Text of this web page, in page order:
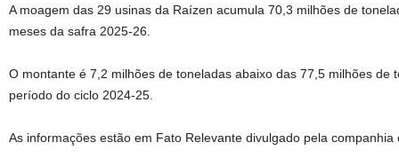
A moagem das 29 usinas da Raízen acumula 70,3 milhões de
meses da safra 2025-26.
O montante é 7,2 milhões de toneladas abaixo das 77,5 milhões de
período do ciclo 2024-25.
As informações estão em Fato Relevante divulgado pela